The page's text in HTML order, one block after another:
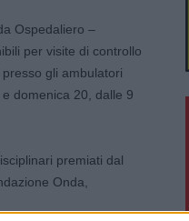
Ospedaliero –
per visite di controllo
gli ambulatori
domenica 20, dalle 9
premiati dal
Onda,